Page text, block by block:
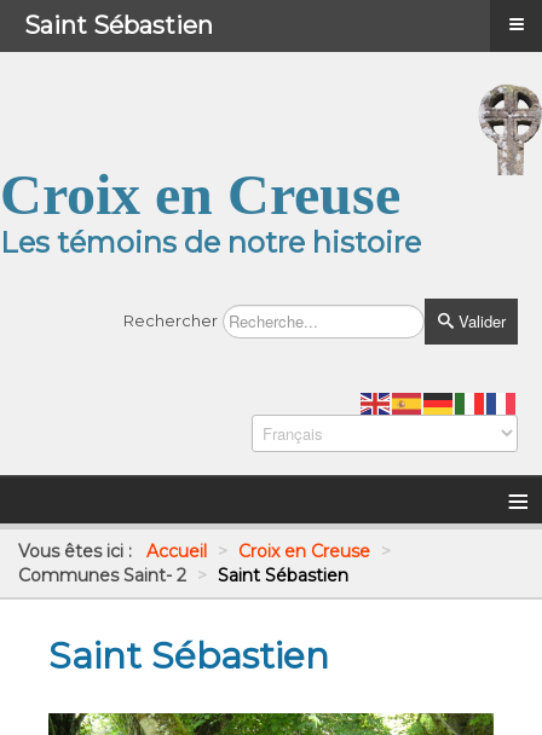
Croix en Creuse
Les témoins de notre histoire
Rechercher Valider
≡
Vous êtes ici : Accueil > Croix en Creuse >
Communes Saint- 2 > Saint Sébastien
Saint Sébastien
Menu ≡
Saint Sébastien ≡